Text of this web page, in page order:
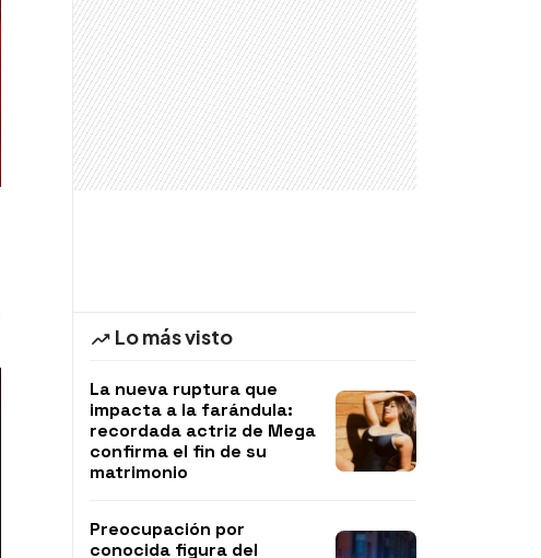
Lo más visto
La nueva ruptura que
impacta a la farándula:
recordada actriz de Mega
confirma el fin de su
matrimonio
Preocupación por
conocida figura del